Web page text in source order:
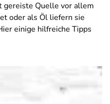
gereiste Quelle vor allem
oder als Öl liefern sie
einige hilfreiche Tipps